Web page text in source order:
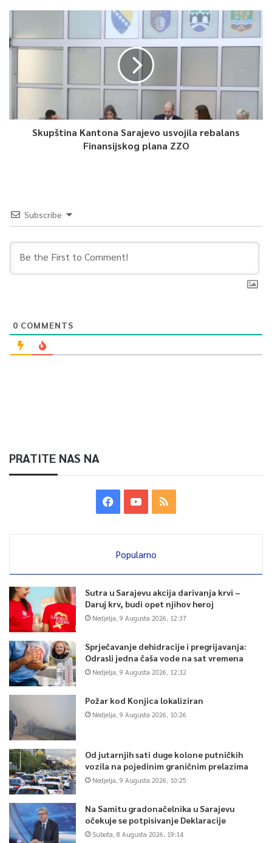
Skupština Kantona Sarajevo usvojila rebalans
Finansijskog plana ZZO
Subscribe
0 COMMENTS
PRATITE NAS NA
Popularno
Sutra u Sarajevu akcija darivanja krvi –
Daruj krv, budi opet njihov heroj
Nedjelja, 9 Augusta 2026, 12:37
Sprječavanje dehidracije i pregrijavanja:
Odrasli jedna čaša vode na sat vremena
Nedjelja, 9 Augusta 2026, 12:32
Požar kod Konjica lokaliziran
Nedjelja, 9 Augusta 2026, 10:26
Od jutarnjih sati duge kolone putničkih
vozila na pojedinim graničnim prelazima
Nedjelja, 9 Augusta 2026, 10:25
Na Samitu gradonačelnika u Sarajevu
očekuje se potpisivanje Deklaracije
Subota, 8 Augusta 2026, 19:14